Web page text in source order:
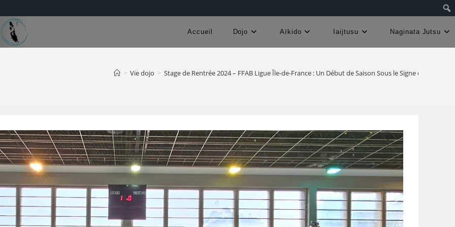
Accueil Dojo Aïkido Iaijtusu Naginata Jutsu
> Vie dojo > Stage de Rentrée 2024 – FFAB Ligue Île-de-France : Un Début de Saison Sous le Signe de la